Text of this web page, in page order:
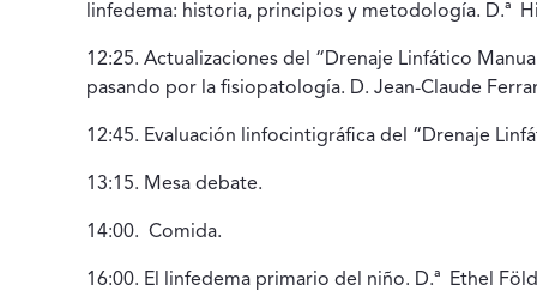
linfedema: historia, principios y metodología. D.ª
12:25. Actualizaciones del “Drenaje Linfático
pasando por la fisiopatología. D. Jean-Claude
12:45. Evaluación linfocintigráfica del “Drenaje
13:15. Mesa debate.
14:00. Comida.
16:00. El linfedema primario del niño. D.ª Ethel